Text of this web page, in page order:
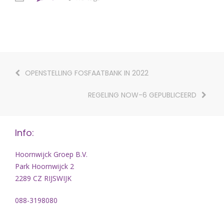
OPENSTELLING FOSFAATBANK IN 2022
REGELING NOW-6 GEPUBLICEERD
Info:
Hoornwijck Groep B.V.
Park Hoornwijck 2
2289 CZ RIJSWIJK
088-3198080